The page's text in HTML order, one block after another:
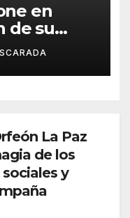
en
de su
La Paz
de los
y